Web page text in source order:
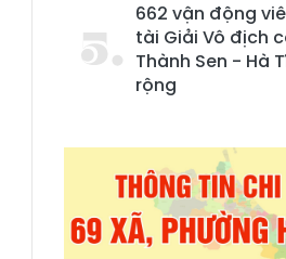
662 vận động
tài Giải Vô địch
Thành Sen - Hà
rộng